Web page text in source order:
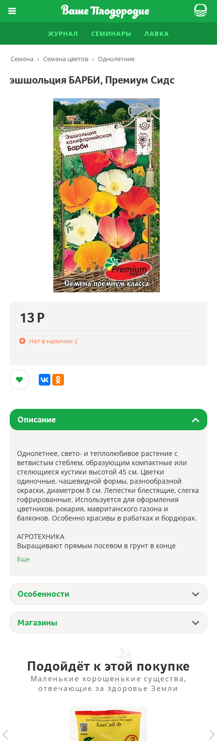
ЖУРНАЛ СЕМИНАРЫ ЛАВКА
Семена › Семена цветов › Однолетние
эшшольция БАРБИ, Премиум Сидс
13 Р
Нет в наличии :(
Описание
Однолетнее, свето- и теплолюбивое растение с
ветвистым стеблем, образующим компактные или
стелющиеся кустики высотой 45 см. Цветки
одиночные, чашевидной формы, разнообразной
окраски, диаметром 8 см. Лепестки блестящие, слегка
гофрированные. Используется для оформления
цветников, рокария, мавританского газона и
балконов. Особенно красивы в рабатках и бордюрах.
АГРОТЕХНИКА
Выращивают прямым посевом в грунт в конце
апреля - начале мая. Всходы появляются через 10-14
суток, затем их прореживают, оставляя между
через 40-50 дней после всходов и продолжается до
заморозков.
Еще
Особенности
Магазины
Подойдёт к этой покупке
Маленькие хорошенькие существа,
отвечающие за здоровье Земли